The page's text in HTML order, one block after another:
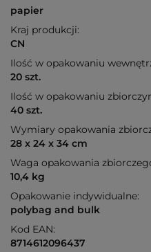
papier
Kraj produkcji:
CN
Ilość w opakowaniu
20 szt.
Ilość w opakowaniu
40 szt.
Wymiary opakowania
28 x 24 x 34 cm
Waga opakowania
10,4 kg
Opakowanie indywidualne:
polybag and bulk
Kod EAN:
8714612096437